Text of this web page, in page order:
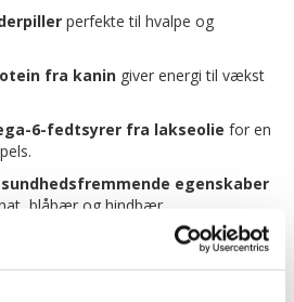
perfekte til hvalpe og
fra kanin giver energi til vækst
6-fedtsyrer fra lakseolie for en
egenskaber
blåbær og hindbær.
med grøn-læbede